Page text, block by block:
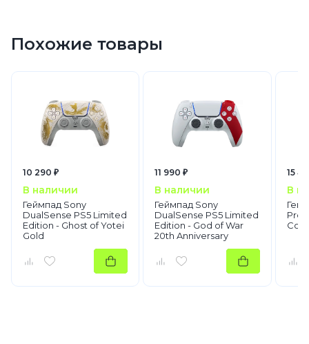
Похожие товары
10 290 ₽
В наличии
Геймпад Sony
DualSense PS5 Limited
Edition - Ghost of Yotei
Gold
11 990 ₽
В наличии
Геймпад Sony
DualSense PS5 Limited
Edition - God of War
20th Anniversary
15
В
Pro